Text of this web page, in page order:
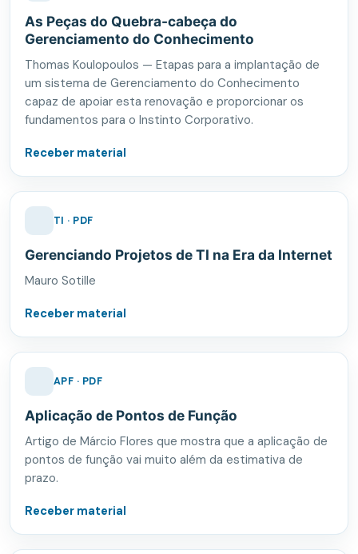
As Peças do Quebra-cabeça do
Gerenciamento do Conhecimento
Thomas Koulopoulos — Etapas para a implantação de
um sistema de Gerenciamento do Conhecimento
capaz de apoiar esta renovação e proporcionar os
fundamentos para o Instinto Corporativo.
Receber material
TI · PDF
Gerenciando Projetos de TI na Era da Internet
Mauro Sotille
Receber material
APF · PDF
Aplicação de Pontos de Função
Artigo de Márcio Flores que mostra que a aplicação de
pontos de função vai muito além da estimativa de
prazo.
Receber material